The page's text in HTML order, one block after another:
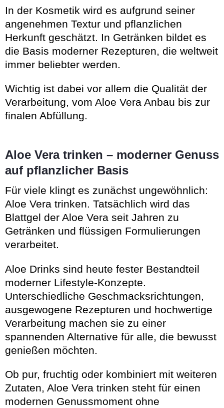
In der Kosmetik wird es aufgrund seiner
angenehmen Textur und pflanzlichen
Herkunft geschätzt. In Getränken bildet es
die Basis moderner Rezepturen, die weltweit
immer beliebter werden.
Wichtig ist dabei vor allem die Qualität der
Verarbeitung, vom Aloe Vera Anbau bis zur
finalen Abfüllung.
Aloe Vera trinken – moderner Genuss
auf pflanzlicher Basis
Für viele klingt es zunächst ungewöhnlich:
Aloe Vera trinken. Tatsächlich wird das
Blattgel der Aloe Vera seit Jahren zu
Getränken und flüssigen Formulierungen
verarbeitet.
Aloe Drinks sind heute fester Bestandteil
moderner Lifestyle-Konzepte.
Unterschiedliche Geschmacksrichtungen,
ausgewogene Rezepturen und hochwertige
Verarbeitung machen sie zu einer
spannenden Alternative für alle, die bewusst
genießen möchten.
Ob pur, fruchtig oder kombiniert mit weiteren
Zutaten, Aloe Vera trinken steht für einen
modernen Genussmoment ohne